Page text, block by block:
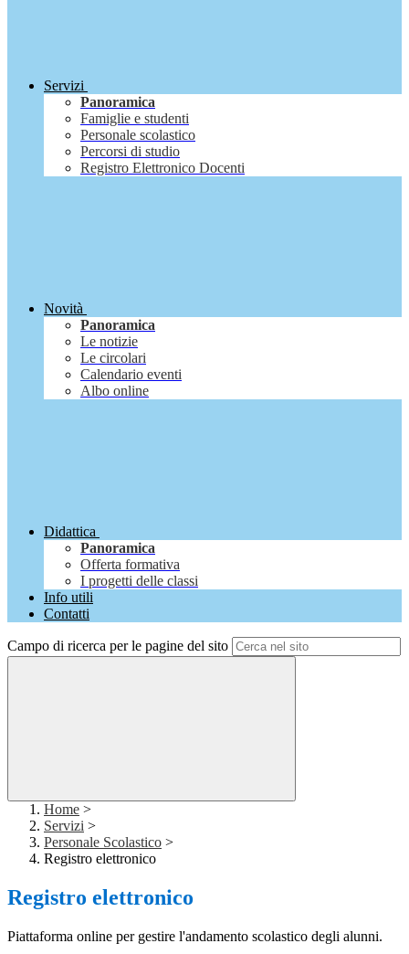
Servizi
Panoramica
Famiglie e studenti
Personale scolastico
Percorsi di studio
Registro Elettronico Docenti
Novità
Panoramica
Le notizie
Le circolari
Calendario eventi
Albo online
Didattica
Panoramica
Offerta formativa
I progetti delle classi
Info utili
Contatti
Campo di ricerca per le pagine del sito
Home >
Servizi >
Personale Scolastico >
Registro elettronico
Registro elettronico
Piattaforma online per gestire l'andamento scolastico degli alunni.